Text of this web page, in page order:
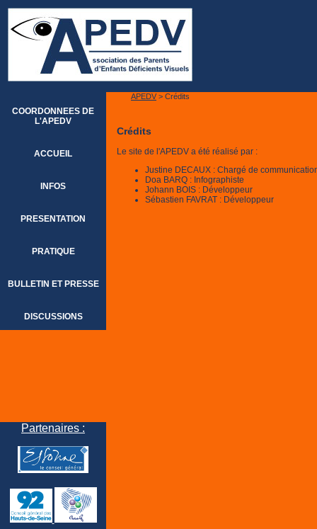
COORDONNEES DE
L'APEDV
ACCUEIL
INFOS
PRESENTATION
PRATIQUE
BULLETIN ET PRESSE
DISCUSSIONS
Partenaires :
APEDV> Crédits
Crédits
Le site de l'APEDV a été réalisé par :
Justine DECAUX : Chargé de
Doa BARQ : Infographiste
Johann BOIS : Développeur
Sébastien FAVRAT : Développeur